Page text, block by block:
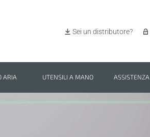
Sei un distributore?
ARIA UTENSILI A MANO ASSISTENZA